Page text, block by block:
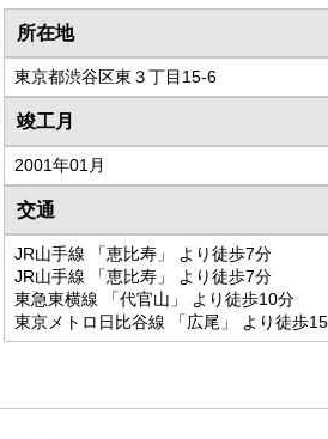
所在地
東京都渋谷区東３丁目15-6
竣工月
2001年01月
交通
JR山手線 「恵比寿」 より徒歩7分
JR山手線 「恵比寿」 より徒歩7分
東急東横線 「代官山」 より徒歩10分
東京メトロ日比谷線 「広尾」 より徒歩